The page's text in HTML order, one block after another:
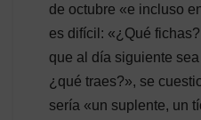
de octubre «e incluso
es difícil: «¿Qué
que al día siguiente
¿qué traes?», se
sería «un suplente, un